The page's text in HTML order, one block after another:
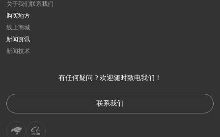
关于我们联系我们
购买地方
线上商城
新闻资讯
新闻技术
有任何疑问？欢迎随时致电我们！
联系我们